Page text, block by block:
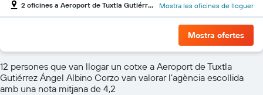
2 oficines a Aeroport de Tuxtla Gutiérrez Ángel Albino Corzo Mostra les oficines de lloguer
Mostra ofertes
12 persones que van llogar un cotxe a Aeroport de Tuxtla
Gutiérrez Ángel Albino Corzo van valorar l’agència escollida
amb una nota mitjana de 4,2